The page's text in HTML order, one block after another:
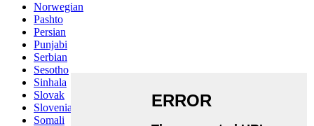
Norwegian
Pashto
Persian
Punjabi
Serbian
Sesotho
Sinhala
Slovak
Slovenian
Somali